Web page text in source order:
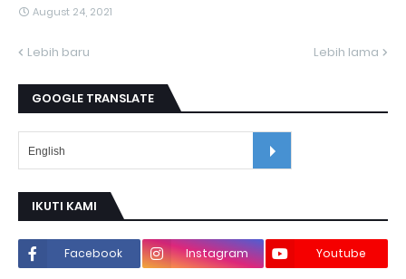
August 24, 2021
Lebih baru Lebih lama
GOOGLE TRANSLATE
IKUTI KAMI
Facebook Instagram Youtube